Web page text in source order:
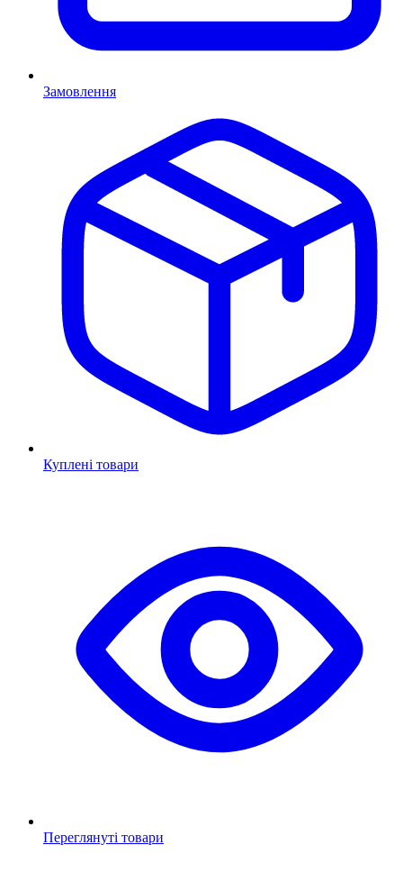
Замовлення
Куплені товари
Переглянуті товари